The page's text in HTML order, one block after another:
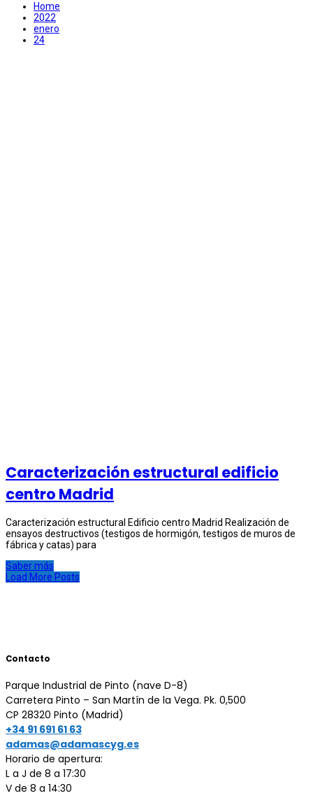
Home
2022
enero
24
Caracterización estructural edificio
centro Madrid
Caracterización estructural Edificio centro Madrid Realización de
ensayos destructivos (testigos de hormigón, testigos de muros de
fábrica y catas) para
Saber más
Load More Posts
Contacto
Parque Industrial de Pinto (nave D-8)
Carretera Pinto – San Martín de la Vega. Pk. 0,500
CP 28320 Pinto (Madrid)
+34 91 691 61 63
Horario de apertura:
L a J de 8 a 17:30
V de 8 a 14:30